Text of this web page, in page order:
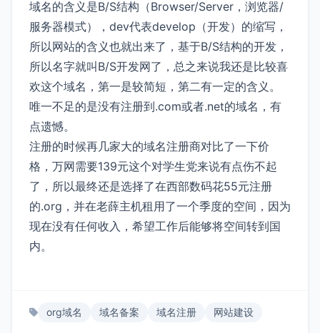
域名的含义是B/S结构（Browser/Server，浏览器/
服务器模式），dev代表develop（开发）的缩写，
所以网站的含义也就出来了，基于B/S结构的开发，
所以名字就叫B/S开发网了，总之来说我还是比较喜
欢这个域名，第一是较简短，第二有一定的含义。
唯一不足的是没有注册到.com或者.net的域名，有
点遗憾。
注册的时候再几家大的域名注册商对比了一下价
格，万网需要139元这个对学生党来说有点伤不起
了，所以最终还是选择了在西部数码花55元注册
的.org，并在老薛主机租用了一个季度的空间，因为
现在没有任何收入，希望工作后能够将空间转到国
内。
org域名 域名备案 域名注册 网站建设